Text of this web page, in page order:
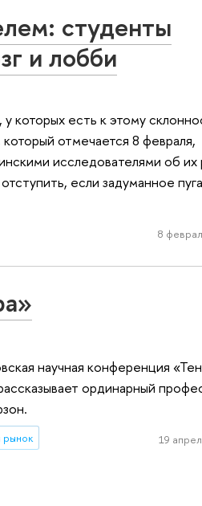
студенты
и лобби
которых есть к этому
отмечается 8 февраля,
исследователями об их
если задуманное
8
научная конференция
ординарный
рынок 19